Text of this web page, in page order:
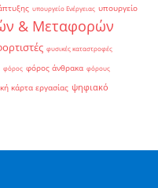
υπουργείο Ενέργειας υπουργείο
& Μεταφορών
φυσικές καταστροφές
φόρος φόρος άνθρακα φόρους
κάρτα εργασίας ψηφιακό